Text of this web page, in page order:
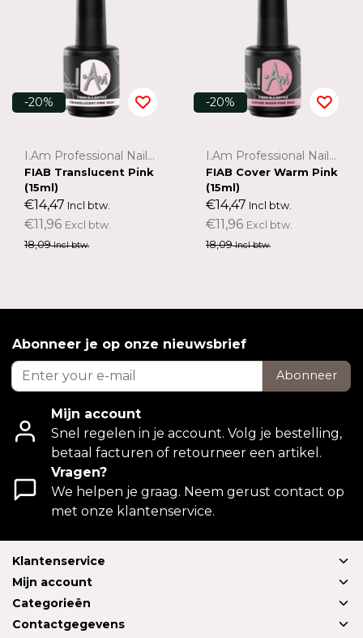
-20%
I.Am Professional Nail Systems
FIAB Translucent Pink
(15ml)
€14,47 Incl btw.
€11,96 Excl btw.
18,09Incl btw.
-20%
I.Am Professional Nail Systems
FIAB Cover Warm Pink
(15ml)
€14,47 Incl btw.
€11,96 Excl btw.
18,09Incl btw.
Abonneer je op onze nieuwsbrief
Abonneer
Mijn account
Snel regelen in je account. Volg je bestelling,
betaal facturen of retourneer een artikel.
Vragen?
We helpen je graag. Neem gerust contact op
met onze klantenservice.
Klantenservice
Mijn account
Categorieën
Contactgegevens